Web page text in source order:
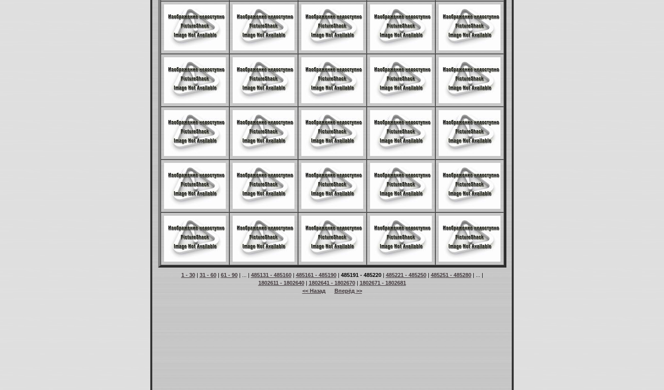
1 - 30| 31 - 60| 61 - 90| ... | 485131 - 485160| 485161 - 485190| 485191 - 485220| 485221 - 485250| 485251 - 485280| ... |
1802611 - 1802640| 1802641 - 1802670| 1802671 - 1802681
<< Назад
Вперёд >>